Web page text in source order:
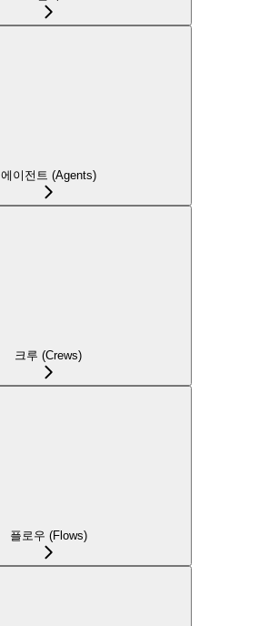
에이전트 (Agents)
크루 (Crews)
플로우 (Flows)